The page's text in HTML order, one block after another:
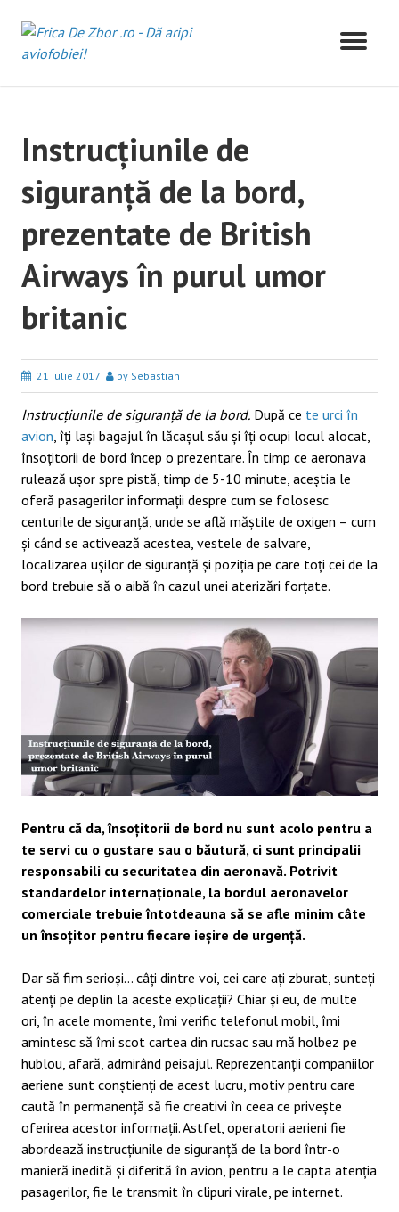
content
Instrucțiunile de
siguranță de la bord,
prezentate de British
Airways în purul umor
britanic
21 iulie 2017 by Sebastian
Instrucțiunile de siguranță de la bord. După ce te urci în
avion, îți lași bagajul în lăcașul său și îți ocupi locul alocat,
însoțitorii de bord încep o prezentare. În timp ce aeronava
rulează ușor spre pistă, timp de 5-10 minute, aceștia le
oferă pasagerilor informații despre cum se folosesc
centurile de siguranță, unde se află măștile de oxigen – cum
și când se activează acestea, vestele de salvare,
localizarea ușilor de siguranță și poziția pe care toți cei de la
bord trebuie să o aibă în cazul unei aterizări forțate.
Pentru că da, însoțitorii de bord nu sunt acolo pentru a
te servi cu o gustare sau o băutură, ci sunt principalii
responsabili cu securitatea din aeronavă. Potrivit
standardelor internaționale, la bordul aeronavelor
comerciale trebuie întotdeauna să se afle minim câte
un însoțitor pentru fiecare ieșire de urgență.
Dar să fim serioși… câți dintre voi, cei care ați zburat, sunteți
atenți pe deplin la aceste explicații? Chiar și eu, de multe
ori, în acele momente, îmi verific telefonul mobil, îmi
amintesc să îmi scot cartea din rucsac sau mă holbez pe
hublou, afară, admirând peisajul. Reprezentanții companiilor
aeriene sunt conștienți de acest lucru, motiv pentru care
caută în permanență să fie creativi în ceea ce privește
oferirea acestor informații. Astfel, operatorii aerieni fie
abordează instrucțiunile de siguranță de la bord într-o
manieră inedită și diferită în avion, pentru a le capta atenția
pasagerilor, fie le transmit în clipuri virale, pe internet.